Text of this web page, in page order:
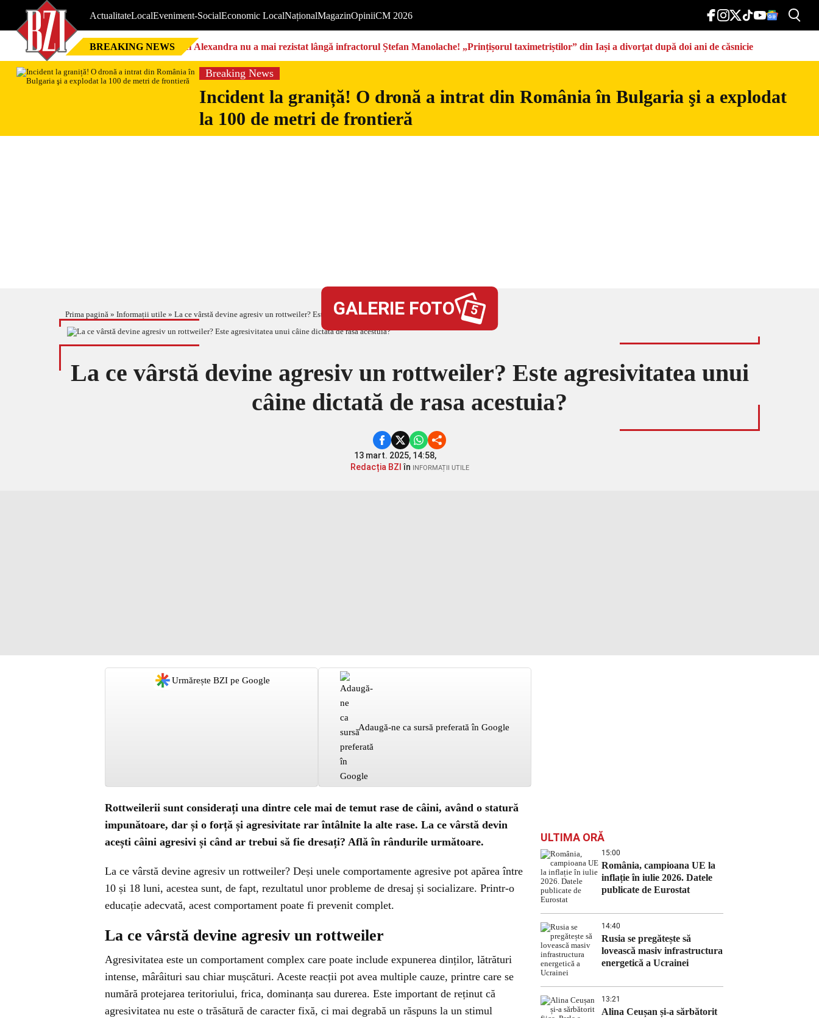
ActualitateLocalEveniment-SocialEconomic LocalNaționalMagazinOpiniiCM 2026
BREAKING NEWS Nici Alexandra nu a mai rezistat lângă infractorul Ștefan Manolache! „Prințișorul taximetriștilor” din Iași a divorţat după doi ani de căsnicie
Breaking News
Incident la graniță! O dronă a intrat din România în Bulgaria şi a explodat
la 100 de metri de frontieră
Prima pagină » Informații utile » La ce vârstă devine agresiv un rottweiler? Este agresivitatea unui câine dictată de rasa acestuia?
GALERIE FOTO 5
La ce vârstă devine agresiv un rottweiler? Este agresivitatea unui
câine dictată de rasa acestuia?
13 mart. 2025, 14:58,
Redacția BZI în INFORMAȚII UTILE
Urmărește BZI pe Google
Adaugă-ne ca sursă preferată în Google
Rottweilerii sunt considerați una dintre cele mai de temut rase de câini, având o statură
impunătoare, dar și o forță și agresivitate rar întâlnite la alte rase. La ce vârstă devin
acești câini agresivi și când ar trebui să fie dresați? Află în rândurile următoare.
La ce vârstă devine agresiv un rottweiler? Deși unele comportamente agresive pot apărea între
10 și 18 luni, acestea sunt, de fapt, rezultatul unor probleme de dresaj și socializare. Printr-o
educație adecvată, acest comportament poate fi prevenit complet.
La ce vârstă devine agresiv un rottweiler
Agresivitatea este un comportament complex care poate include expunerea dinților, lătrături
intense, mârâituri sau chiar mușcături. Aceste reacții pot avea multiple cauze, printre care se
numără protejarea teritoriului, frica, dominanța sau durerea. Este important de reținut că
agresivitatea nu este o trăsătură de caracter fixă, ci mai degrabă un răspuns la un stimul
ULTIMA ORĂ
15:00
România, campioana UE la
inflație în iulie 2026. Datele
publicate de Eurostat
14:40
Rusia se pregătește să
lovească masiv infrastructura
energetică a Ucrainei
13:21
Alina Ceușan și-a sărbătorit